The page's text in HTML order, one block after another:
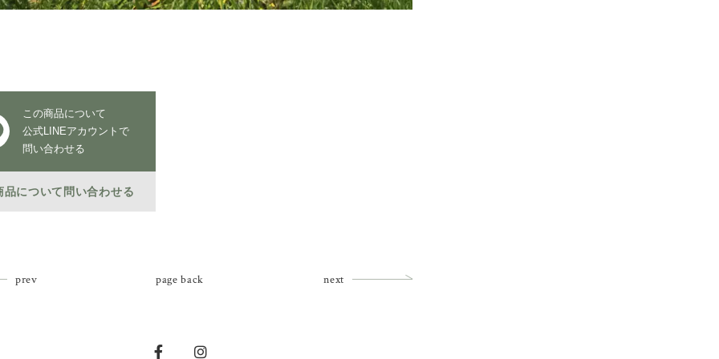
この商品について
公式LINEアカウントで
問い合わせる
品について問い合わせる
prev next
page back